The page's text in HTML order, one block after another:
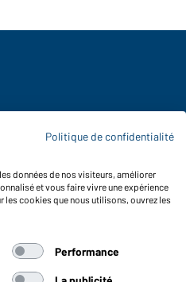
whistleblower protection act
Politique de confidentialité
données de nos visiteurs, améliorer
et vous faire vivre une expérience
cookies que nous utilisons, ouvrez les
Performance